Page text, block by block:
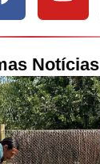
Notícias